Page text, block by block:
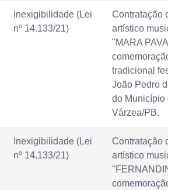
Inexigibilidade (Lei
nº 14.133/21)
Contratação
artístico
"MARA
comemoração
tradicional
João Pedro
do Município
Várzea/PB.
Inexigibilidade (Lei
nº 14.133/21)
Contratação
artístico
comemoração